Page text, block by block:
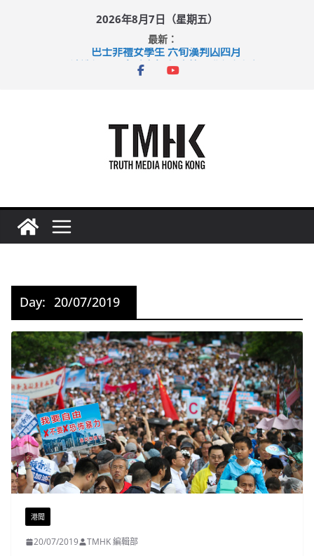
2026年8月7日（星期五）
最新：
巴士非禮女學生 六旬漢判囚四月
涉造假公屋富戶申報表 倉管員准保釋候訊
Day: 20/07/2019
港聞
20/07/2019 TMHK 編輯部